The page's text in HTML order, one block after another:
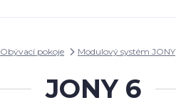
Obývací pokoje Modulový systém JONY
JONY 6